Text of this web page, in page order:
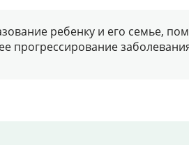
ребенку и его семье,
прогрессирование